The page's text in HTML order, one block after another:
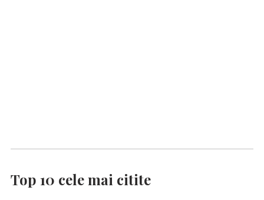
Top 10 cele mai citite